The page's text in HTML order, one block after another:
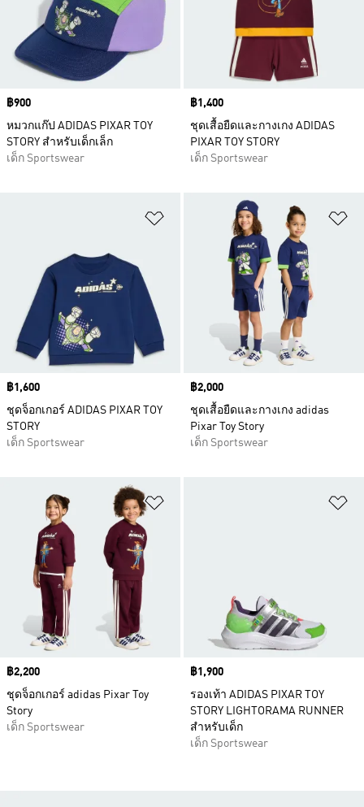
Price
฿900
หมวกแก๊ป ADIDAS PIXAR TOY
STORY สำหรับเด็กเล็ก
เด็ก Sportswear
Price
฿1,400
ชุดเสื้อยืดและกางเกง ADIDAS
PIXAR TOY STORY
เด็ก Sportswear
เพิ่มไปยังรายการสินค้าโปรด
Price
฿1,600
ชุดจ็อกเกอร์ ADIDAS PIXAR TOY
STORY
เด็ก Sportswear
Price
฿2,000
ชุดเสื้อยืดและกางเกง adidas
Pixar Toy Story
เด็ก Sportswear
Price
฿2,200
ชุดจ็อกเกอร์ adidas Pixar Toy
Story
เด็ก Sportswear
Price
฿1,900
รองเท้า ADIDAS PIXAR TOY
STORY LIGHTORAMA RUNNER
สำหรับเด็ก
เด็ก Sportswear